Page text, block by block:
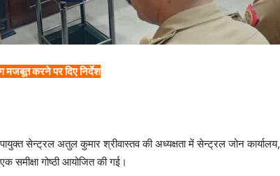
मजबूत करने पर दिए निर्देश
सेन्ट्रल अतुल कुमार श्रीवास्तव की अध्यक्षता में सेन्ट्रल जोन कार्यालय,
समीक्षा गोष्ठी आयोजित की गई।